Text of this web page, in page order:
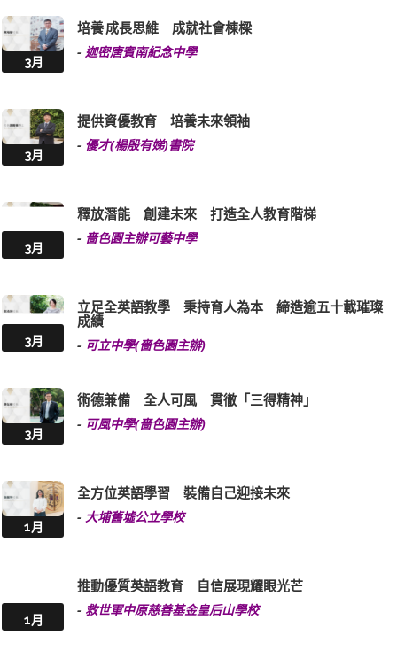
3月
培養 成長思維 成就社會棟樑
- 迦密唐賓南紀念中學
3月
提供資優教育 培養未來領袖
- 優才(楊殷有娣)書院
3月
釋放潛能 創建未來 打造全人教育階梯
- 嗇色園主辦可藝中學
3月
立足全英語教學 秉持育人為本 締造逾五十載璀璨
成績
- 可立中學(嗇色園主辦)
3月
術德兼備 全人可風 貫徹「三得精神」
- 可風中學(嗇色園主辦)
1月
全方位英語學習 裝備自己迎接未來
- 大埔舊墟公立學校
1月
推動優質英語教育 自信展現耀眼光芒
- 救世軍中原慈善基金皇后山學校